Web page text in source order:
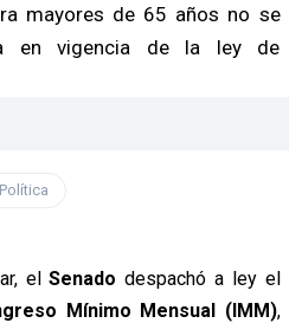
mayores de 65 años no se
en vigencia de la ley de
Política
elSenado despachó a ley el
Mínimo Mensual (IMM),